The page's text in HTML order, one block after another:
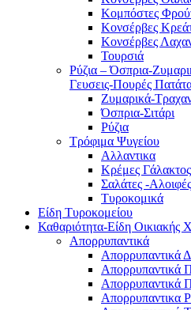
Κομπόστες
Κονσέρβες
Κονσέρβες
Τουρσιά
Ρύζια – Όσπρια-
Γευσεις-Πουρές
Ζυμαρικά-
Όσπρια-Σιτάρι
Ρύζια
Τρόφιμα Ψυγείου
Αλλαντικα
Κρέμες
Σαλάτες -Αλοιφές
Τυροκομικά
Είδη Τυροκομείου
Καθαριότητα-Είδη
Απορρυπαντικά
Απορρυπαντικά
Απορρυπαντικά
Απορρυπαντικά
Απορρυπαντικα